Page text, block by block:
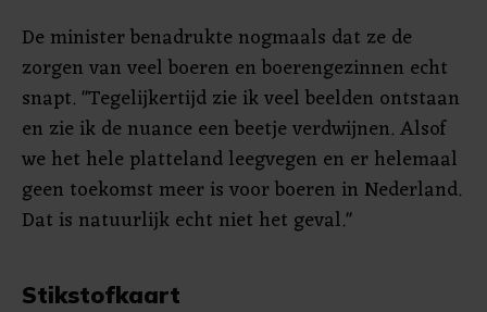
De minister benadrukte nogmaals dat ze de
zorgen van veel boeren en boerengezinnen echt
snapt. "Tegelijkertijd zie ik veel beelden ontstaan
en zie ik de nuance een beetje verdwijnen. Alsof
we het hele platteland leegvegen en er helemaal
geen toekomst meer is voor boeren in Nederland.
Dat is natuurlijk echt niet het geval."
Stikstofkaart